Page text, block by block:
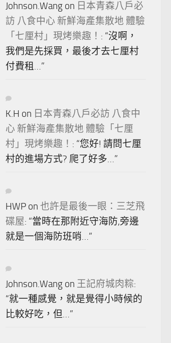
Johnson.Wang on 日本青森八戶必
訪 八食中心 新鮮海產集散地 體驗
「七厘村」現烤樂趣！ : “沒啊，
我們是先採買，最後才去七厘村
付費租…”
K.H on 日本青森八戶必訪 八食中
心 新鮮海產集散地 體驗「七厘
村」現烤樂趣！ : “您好! 請問七厘
村的進場方式? 爬了好多…”
HWP on 也許是最後一眼：三芝飛
碟屋: “當時在那附近守海防,旁邊
就是一個海防班哨…”
Johnson.Wang on 王記府城肉粽:
“就一種感覺，就是覺得小時候的
比較好吃，但…”